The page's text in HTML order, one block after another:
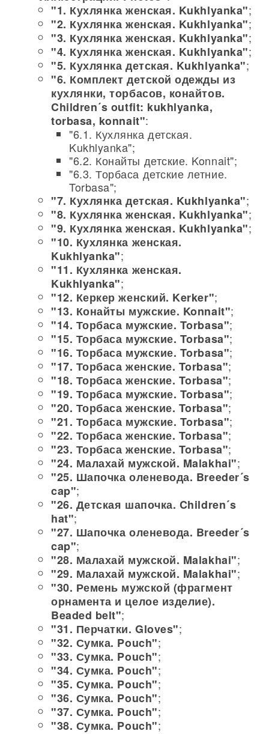
"1. Кухлянка женская. Kukhlyanka";
"2. Кухлянка женская. Kukhlyanka";
"3. Кухлянка женская. Kukhlyanka";
"4. Кухлянка женская. Kukhlyanka";
"5. Кухлянка детская. Kukhlyanka";
"6. Комплект детской одежды из
кухлянки, торбасов, конайтов.
Children´s outfit: kukhlyanka,
torbasa, konnait":
"6.1. Кухлянка детская.
Kukhlyanka";
"6.2. Конайты детские. Konnait";
"6.3. Торбаса детские летние.
Torbasa";
"7. Кухлянка детская. Kukhlyanka";
"8. Кухлянка женская. Kukhlyanka";
"9. Кухлянка женская. Kukhlyanka";
"10. Кухлянка женская.
Kukhlyanka";
"11. Кухлянка женская.
Kukhlyanka";
"12. Керкер женский. Kerker";
"13. Конайты мужские. Konnait";
"14. Торбаса мужские. Torbasa";
"15. Торбаса мужские. Torbasa";
"16. Торбаса мужские. Torbasa";
"17. Торбаса женские. Torbasa";
"18. Торбаса женские. Torbasa";
"19. Торбаса мужские. Torbasa";
"20. Торбаса женские. Torbasa";
"21. Торбаса мужские. Torbasa";
"22. Торбаса женские. Torbasa";
"23. Торбаса женские. Torbasa";
"24. Малахай мужской. Malakhai";
"25. Шапочка оленевода. Breeder´s
cap";
"26. Детская шапочка. Children´s
hat";
"27. Шапочка оленевода. Breeder´s
cap";
"28. Малахай мужской. Malakhai";
"29. Малахай мужской. Malakhai";
"30. Ремень мужской (фрагмент
орнамента и целое изделие).
Beaded belt";
"31. Перчатки. Gloves";
"32. Сумка. Pouch";
"33. Сумка. Pouch";
"34. Сумка. Pouch";
"35. Сумка. Pouch";
"36. Сумка. Pouch";
"37. Сумка. Pouch";
"38. Сумка. Pouch";